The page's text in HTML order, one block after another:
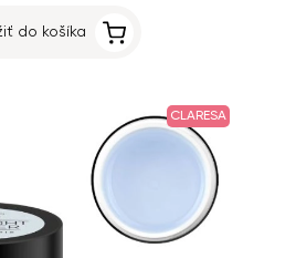
do košíka
CLARESA